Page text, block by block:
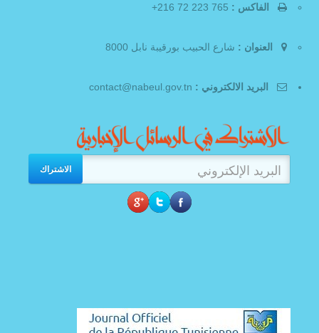
الفاكس :
العنوان : شارع الحبيب بورقيبة نابل 8000
البريد الالكتروني :
الاشتراك